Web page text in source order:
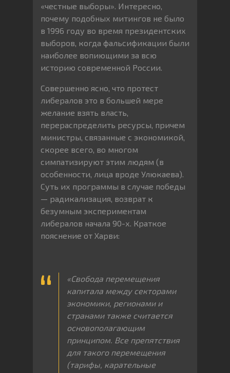
«честные выборы». Интересно,
почему подобных митингов не было
в 1996 году во время президентских
выборов, когда фальсификации были
наиболее вопиющими за всю
историю современной России.
Совершенно ясно, что протест
либералов это в большей мере
желание взять власть,
перераспределить ресурсы, причем
министры, связанные с экономикой,
скорее всего, во многом
симпатизируют этим людям (в
особенности, лица вроде Улюкаева).
Суть их программы в случае победы
— радикализация, возврат к
безумным экспериментам
либералов начала 90-х. Краткое
пояснение от Харви:
«Свобода перемещения
капитала между секторами
экономики, регионами и
странами также считается
основополагающим
принципом Все препятствия
для такого перемещения
(тарифы карательные